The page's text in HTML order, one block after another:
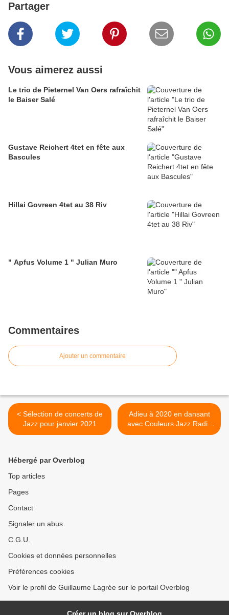
Partager
Vous aimerez aussi
Le trio de Pieternel Van Oers rafraîchit
le Baiser Salé
Gustave Reichert 4tet en fête aux
Bascules
Hillai Govreen 4tet au 38 Riv
" Apfus Volume 1 " Julian Muro
Commentaires
Ajouter un commentaire
< Sélection de concerts de
Jazz pour janvier 2021
Adieu à 2020 en dansant
avec Couleurs Jazz Radio
du 31 décembre au 1er
Hébergé par Overblog
Top articles
Pages
Contact
Signaler un abus
C.G.U.
Cookies et données personnelles
Préférences cookies
Voir le profil de Guillaume Lagrée sur le portail Overblog